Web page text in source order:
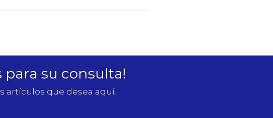
para su consulta!
artículos que desea aquí.